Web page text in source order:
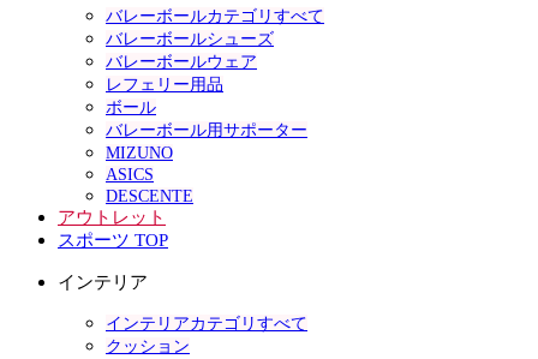
バレーボールカテゴリすべて
バレーボールシューズ
バレーボールウェア
レフェリー用品
ボール
バレーボール用サポーター
MIZUNO
ASICS
DESCENTE
アウトレット
スポーツ TOP
インテリア
インテリアカテゴリすべて
クッション